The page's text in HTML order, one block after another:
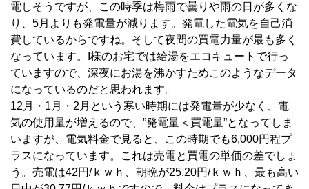
電しそうですが、この時季は梅雨で曇りや雨の日が多くな
り、5月よりも発電量が減ります。発電した電気を自己消
費しているからですね。そして夜間の買電力量が最も多く
なっています。I様のお宅では給湯をエコキュートで行っ
ていますので、深夜にお湯を沸かすためこのようなデータ
になっているのだと思われます。
12月・1月・2月という寒い時期には発電量が少なく、電
気の使用量が増えるので、”発電量＜買電量”となってしま
いますが、電気料金で見ると、この時期でも6,000円程プ
ラスになっています。これは売電と買電の単価の差でしょ
う。売電は42円/ｋｗｈ、朝晩が25.20円/ｋｗｈ、最も高い